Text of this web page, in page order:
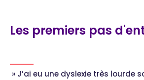
Les premiers pas
» J’ai eu une dyslexie très lourde